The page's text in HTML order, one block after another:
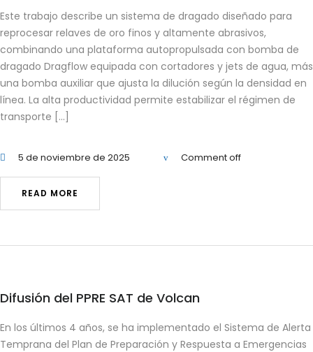
Este trabajo describe un sistema de dragado diseñado para
reprocesar relaves de oro finos y altamente abrasivos,
combinando una plataforma autopropulsada con bomba de
dragado Dragflow equipada con cortadores y jets de agua, más
una bomba auxiliar que ajusta la dilución según la densidad en
línea. La alta productividad permite estabilizar el régimen de
transporte […]
5 de noviembre de 2025 Comment off
READ MORE
Difusión del PPRE SAT de Volcan
En los últimos 4 años, se ha implementado el Sistema de Alerta
Temprana del Plan de Preparación y Respuesta a Emergencias